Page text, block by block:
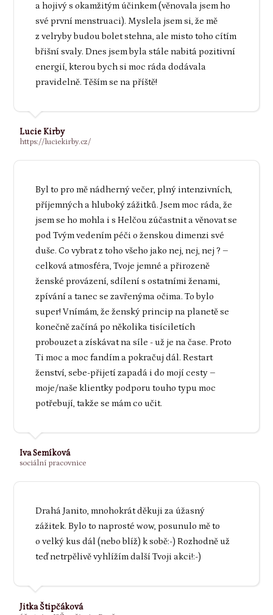
a hojivý s okamžitým účinkem (věnovala jsem ho
své první menstruaci). Myslela jsem si, že mě
z velryby budou bolet stehna, ale misto toho cítím
břišní svaly. Dnes jsem byla stále nabitá pozitivní
energií, kterou bych si moc ráda dodávala
pravidelně. Těším se na příště!
Lucie Kirby
https://luciekirby.cz/
Byl to pro mě nádherný večer, plný intenzivních,
příjemných a hluboký zážitků. Jsem moc ráda, že
jsem se ho mohla i s Helčou zúčastnit a věnovat se
pod Tvým vedením péči o ženskou dimenzi své
duše. Co vybrat z toho všeho jako nej, nej, nej ? –
celková atmosféra, Tvoje jemné a přirozeně
ženské provázení, sdílení s ostatními ženami,
zpívání a tanec se zavřenýma očima. To bylo
super! Vnímám, že ženský princip na planetě se
konečně začíná po několika tisíciletích
probouzet a získávat na síle - už je na čase. Proto
Ti moc a moc fandím a pokračuj dál. Restart
ženství, sebe-přijetí zapadá i do mojí cesty –
moje/naše klientky podporu touho typu moc
potřebují, takže se mám co učit.
Iva Semíková
sociální pracovnice
Drahá Janito, mnohokrát děkuji za úžasný
zážitek. Bylo to naprosté wow, posunulo mě to
o velký kus dál (nebo blíž) k sobě:-) Rozhodně už
teď netrpělivě vyhlížím další Tvoji akci!:-)
Jitka Štipčáková